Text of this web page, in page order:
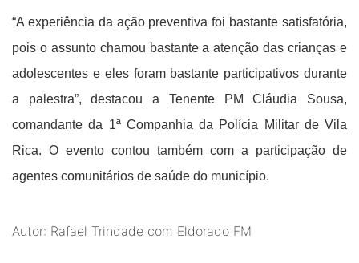
“A experiência da ação preventiva foi bastante satisfatória,
pois o assunto chamou bastante a atenção das crianças e
adolescentes e eles foram bastante participativos durante
a palestra”, destacou a Tenente PM Cláudia Sousa,
comandante da 1ª Companhia da Polícia Militar de Vila
Rica. O evento contou também com a participação de
agentes comunitários de saúde do município.
Autor: Rafael Trindade com Eldorado FM